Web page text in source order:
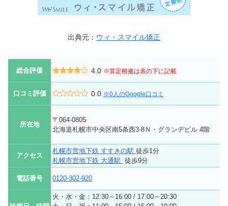
出典元： ウィ・スマイル矯正
総合評価 4.0 ※算定根拠は表の下に記載
口コミ評価 0.0 ※0人のGoogle口コミ
所在地
〒064-0805
北海道札幌市中央区南5条西3-8Ｎ・グランデビル 4階
アクセス
札幌市営地下鉄 すすきの駅 徒歩1分
札幌市営地下鉄 大通駅 徒歩9分
電話番号 0120-302-920
火・水・金：12:30～16:00 / 17:00～20:30